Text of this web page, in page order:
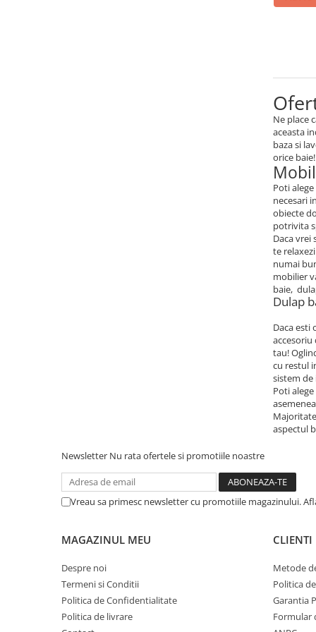
Ne place
aceasta
baza si
orice
Poti
necesari
obiecte
potrivita
Daca vrei
te
numai
mobilier
baie,
Dulap
Daca esti
accesoriu
tau!
cu restul
sistem
Poti
aspectul
Newsletter Nu rata ofertele si promotiile noastre
Vreau sa primesc newsletter cu promotiile magazinului.
MAGAZINUL MEU
Despre noi
Termeni si Conditii
Politica de Confidentialitate
Politica de livrare
CLIENTI
Metode
Politica
Garantia
Formular